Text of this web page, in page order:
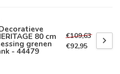
80 cm
grenen
- 44479
€109,63
€92,95